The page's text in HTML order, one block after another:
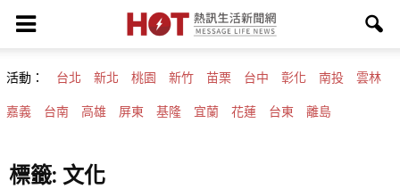
活動： 台北 新北 桃園 新竹 苗栗 台中 彰化 南投 雲林
嘉義 台南 高雄 屏東 基隆 宜蘭 花蓮 台東 離島
標籤: 文化